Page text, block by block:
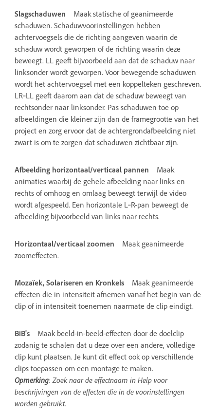
Slagschaduwen
Maak statische of geanimeerde
schaduwen. Schaduwvoorinstellingen hebben
achtervoegsels die de richting aangeven waarin de
schaduw wordt geworpen of de richting waarin deze
beweegt. LL geeft bijvoorbeeld aan dat de schaduw naar
linksonder wordt geworpen. Voor bewegende schaduwen
wordt het achtervoegsel met een koppelteken geschreven.
LR‑LL geeft daarom aan dat de schaduw beweegt van
rechtsonder naar linksonder. Pas schaduwen toe op
afbeeldingen die kleiner zijn dan de framegrootte van het
project en zorg ervoor dat de achtergrondafbeelding niet
zwart is om te zorgen dat schaduwen zichtbaar zijn.
Afbeelding horizontaal/verticaal pannen
Maak
animaties waarbij de gehele afbeelding naar links en
rechts of omhoog en omlaag beweegt terwijl de video
wordt afgespeeld. Een horizontale L‑R-pan beweegt de
afbeelding bijvoorbeeld van links naar rechts.
Horizontaal/verticaal zoomen
Maak geanimeerde
zoomeffecten.
Mozaïek, Solariseren en Kronkels
Maak geanimeerde
effecten die in intensiteit afnemen vanaf het begin van de
clip of in intensiteit toenemen naarmate de clip eindigt.
BiB's
Maak beeld-in-beeld-effecten door de doelclip
zodanig te schalen dat u deze over een andere, volledige
clip kunt plaatsen. Je kunt dit effect ook op verschillende
clips toepassen om een montage te maken.
Opmerking: Zoek naar de effectnaam in Help voor
beschrijvingen van de effecten die in de voorinstellingen
worden gebruikt.